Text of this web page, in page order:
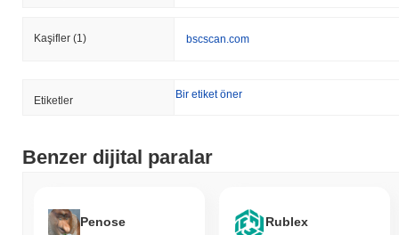
Kaşifler (1) bscscan.com
Etiketler Bir etiket öner
Benzer dijital paralar
Penose Rublex